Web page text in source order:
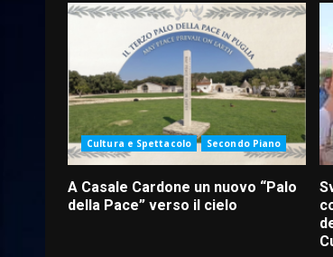
Cultura e Spettacolo Secondo Piano
A Casale Cardone un nuovo “Palo
della Pace” verso il cielo